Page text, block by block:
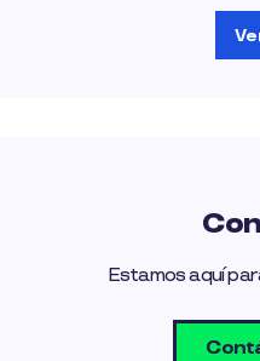
Estamos aquí